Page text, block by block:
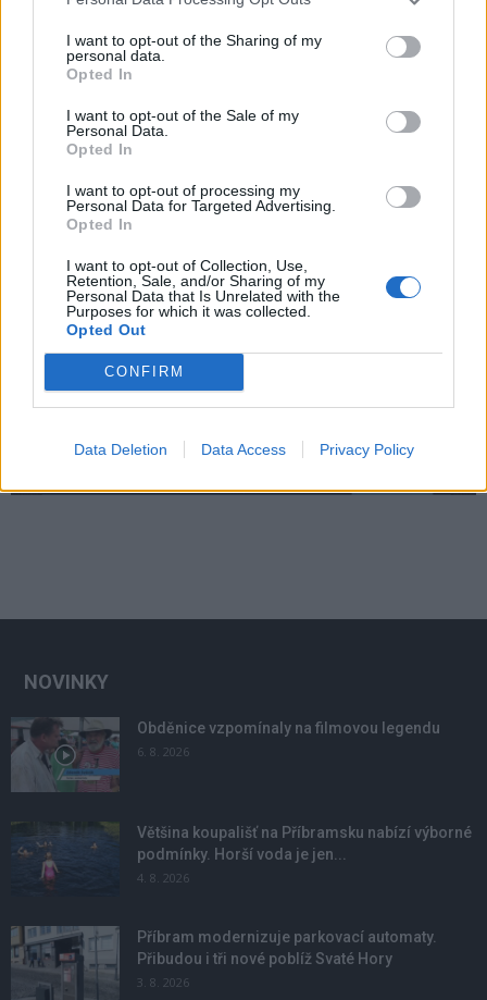
I want to opt-out of the Sharing of my
personal data.
Opted In
I want to opt-out of the Sale of my
Personal Data.
Opted In
I want to opt-out of processing my
Personal Data for Targeted Advertising.
Opted In
I want to opt-out of Collection, Use,
Retention, Sale, and/or Sharing of my
Personal Data that Is Unrelated with the
Purposes for which it was collected.
Opted Out
CONFIRM
Data Deletion Data Access Privacy Policy
Sedlčansko jezdců
Rozhovory
Daniel Rosenbaum potřeboval změnit
prostředí. Teď bude naším soupeřem,
říká jeho otec
volejbalistů i změny v týmu. Cílem zůstává
play off
NOVINKY
Obděnice vzpomínaly na filmovou legendu
6. 8. 2026
Většina koupališť na Příbramsku nabízí výborné
podmínky. Horší voda je jen...
4. 8. 2026
Příbram modernizuje parkovací automaty.
Přibudou i tři nové poblíž Svaté Hory
3. 8. 2026